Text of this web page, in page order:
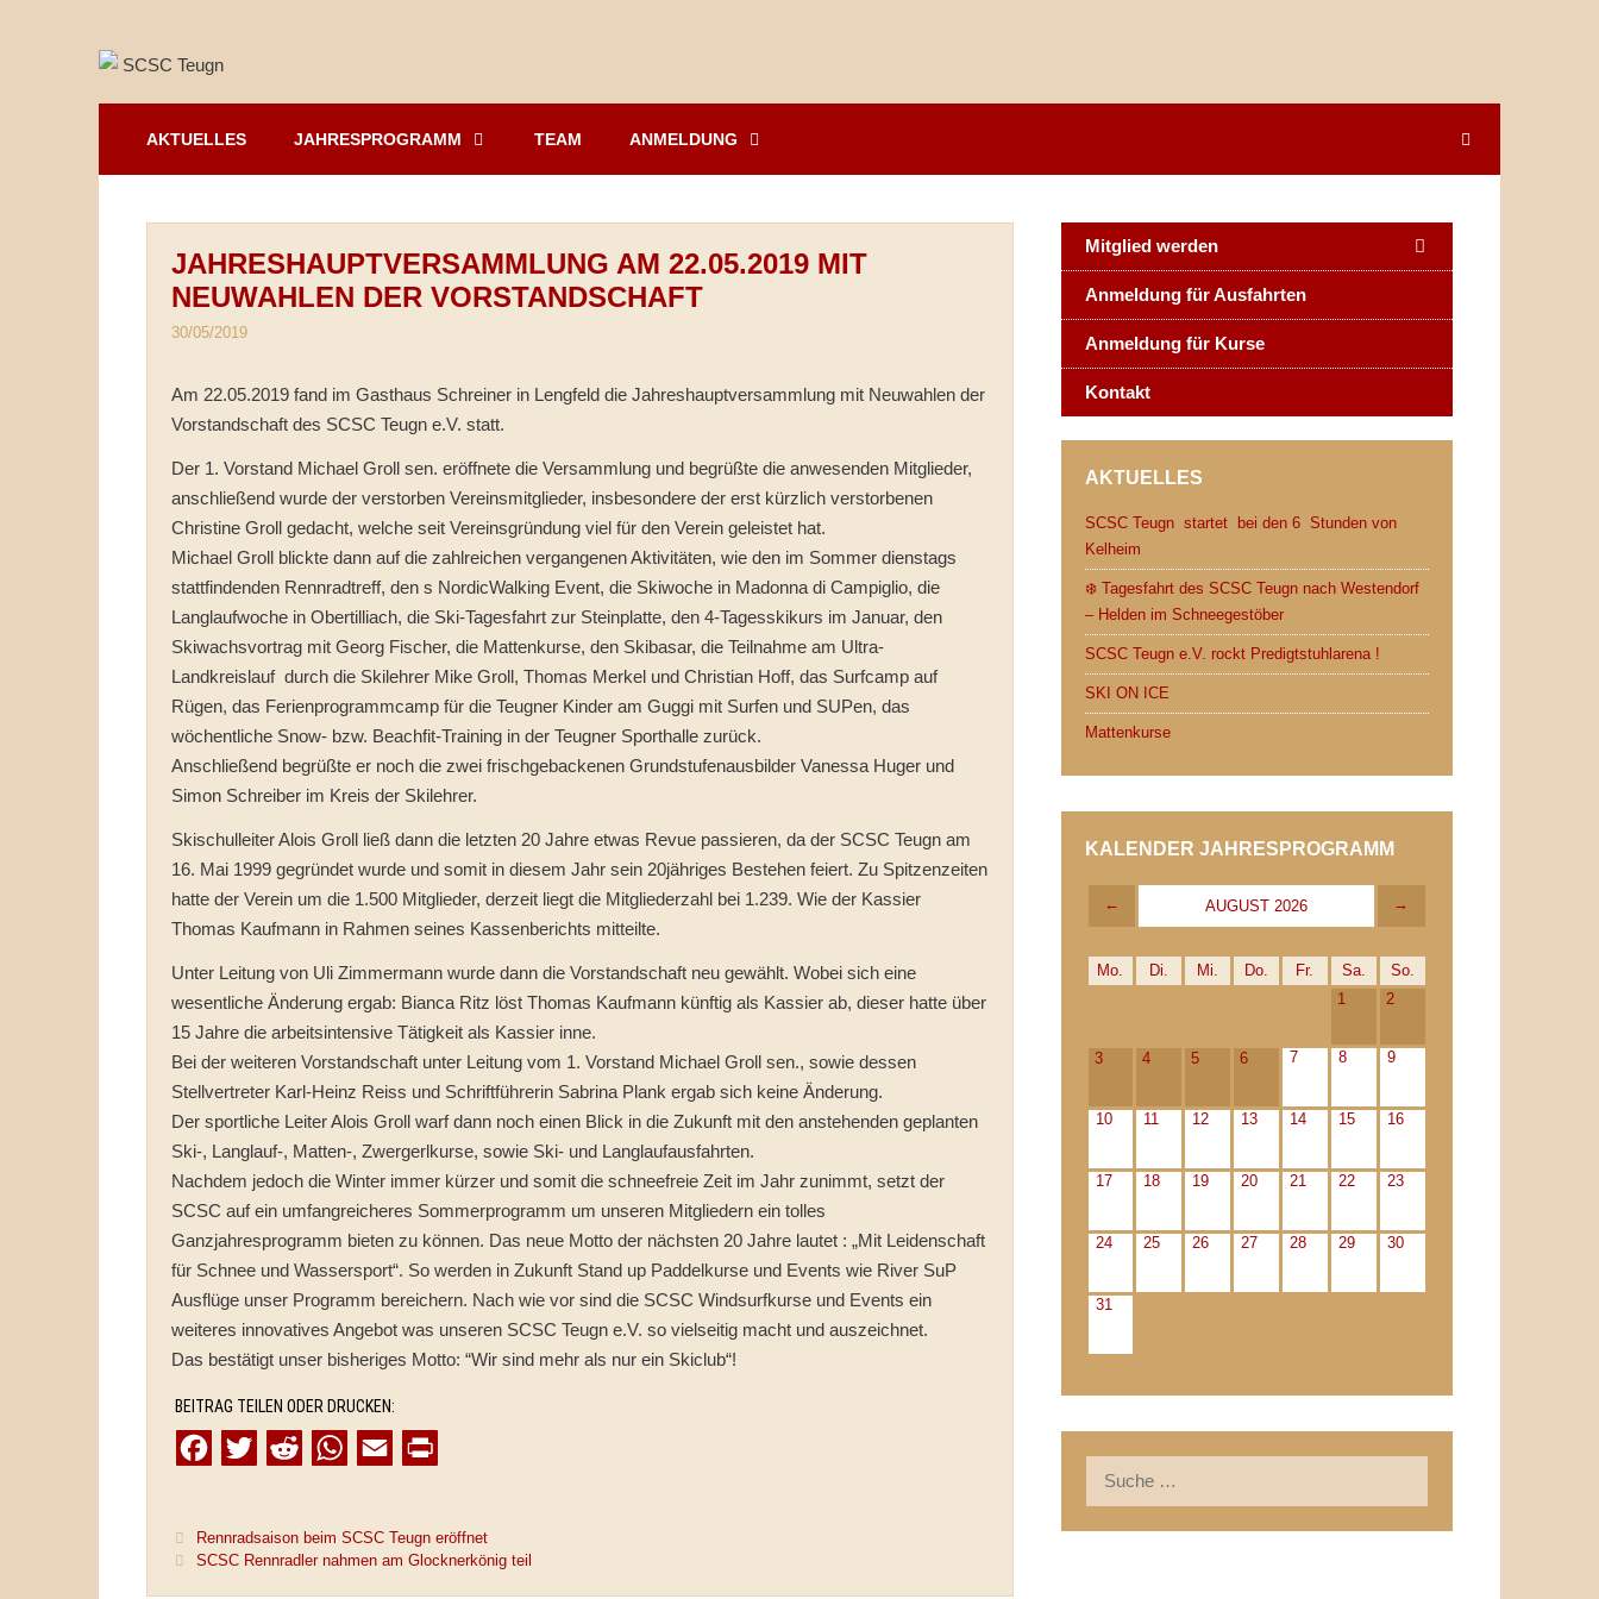
AKTUELLES JAHRESPROGRAMM TEAM ANMELDUNG
JAHRESHAUPTVERSAMMLUNG AM 22.05.2019 MIT
NEUWAHLEN DER VORSTANDSCHAFT
30/05/2019
Am 22.05.2019 fand im Gasthaus Schreiner in Lengfeld die Jahreshauptversammlung mit Neuwahlen der
Vorstandschaft des SCSC Teugn e.V. statt.
Der 1. Vorstand Michael Groll sen. eröffnete die Versammlung und begrüßte die anwesenden Mitglieder,
anschließend wurde der verstorben Vereinsmitglieder, insbesondere der erst kürzlich verstorbenen
Christine Groll gedacht, welche seit Vereinsgründung viel für den Verein geleistet hat.
Michael Groll blickte dann auf die zahlreichen vergangenen Aktivitäten, wie den im Sommer dienstags
stattfindenden Rennradtreff, den s NordicWalking Event, die Skiwoche in Madonna di Campiglio, die
Langlaufwoche in Obertilliach, die Ski-Tagesfahrt zur Steinplatte, den 4-Tagesskikurs im Januar, den
Skiwachsvortrag mit Georg Fischer, die Mattenkurse, den Skibasar, die Teilnahme am Ultra-
Landkreislauf durch die Skilehrer Mike Groll, Thomas Merkel und Christian Hoff, das Surfcamp auf
Rügen, das Ferienprogrammcamp für die Teugner Kinder am Guggi mit Surfen und SUPen, das
wöchentliche Snow- bzw. Beachfit-Training in der Teugner Sporthalle zurück.
Anschließend begrüßte er noch die zwei frischgebackenen Grundstufenausbilder Vanessa Huger und
Simon Schreiber im Kreis der Skilehrer.
Skischulleiter Alois Groll ließ dann die letzten 20 Jahre etwas Revue passieren, da der SCSC Teugn am
16. Mai 1999 gegründet wurde und somit in diesem Jahr sein 20jähriges Bestehen feiert. Zu Spitzenzeiten
hatte der Verein um die 1.500 Mitglieder, derzeit liegt die Mitgliederzahl bei 1.239. Wie der Kassier
Thomas Kaufmann in Rahmen seines Kassenberichts mitteilte.
Unter Leitung von Uli Zimmermann wurde dann die Vorstandschaft neu gewählt. Wobei sich eine
wesentliche Änderung ergab: Bianca Ritz löst Thomas Kaufmann künftig als Kassier ab, dieser hatte über
15 Jahre die arbeitsintensive Tätigkeit als Kassier inne.
Bei der weiteren Vorstandschaft unter Leitung vom 1. Vorstand Michael Groll sen., sowie dessen
Stellvertreter Karl-Heinz Reiss und Schriftführerin Sabrina Plank ergab sich keine Änderung.
Der sportliche Leiter Alois Groll warf dann noch einen Blick in die Zukunft mit den anstehenden geplanten
Ski-, Langlauf-, Matten-, Zwergerlkurse, sowie Ski- und Langlaufausfahrten.
Nachdem jedoch die Winter immer kürzer und somit die schneefreie Zeit im Jahr zunimmt, setzt der
SCSC auf ein umfangreicheres Sommerprogramm um unseren Mitgliedern ein tolles
Ganzjahresprogramm bieten zu können. Das neue Motto der nächsten 20 Jahre lautet : „Mit Leidenschaft
für Schnee und Wassersport“. So werden in Zukunft Stand up Paddelkurse und Events wie River SuP
Ausflüge unser Programm bereichern. Nach wie vor sind die SCSC Windsurfkurse und Events ein
weiteres innovatives Angebot was unseren SCSC Teugn e.V. so vielseitig macht und auszeichnet.
Das bestätigt unser bisheriges Motto: “Wir sind mehr als nur ein Skiclub“!
BEITRAG TEILEN ODER DRUCKEN:
e
t
d
W
t
i
n
Rennradsaison beim SCSC Teugn eröffnet
SCSC Rennradler nahmen am Glocknerkönig teil
Mitglied werden
Anmeldung für Ausfahrten
Anmeldung für Kurse
Kontakt
AKTUELLES
SCSC Teugn startet bei den 6 Stunden von
Kelheim
❄️ Tagesfahrt des SCSC Teugn nach Westendorf
– Helden im Schneegestöber
SCSC Teugn e.V. rockt Predigtstuhlarena !
SKI ON ICE
Mattenkurse
KALENDER JAHRESPROGRAMM
← AUGUST 2026 →
Mo. Di. Mi. Do. Fr. Sa.
So.
1
2
3 4 5 6 7 8 9
10 11 12 13 14 15 16
17 18 19 20 21 22 23
24 25 26 27 28 29 30
31
nach: